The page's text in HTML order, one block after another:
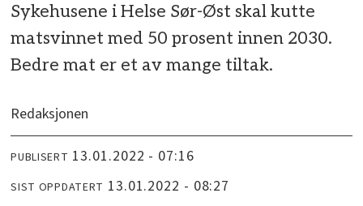
Sykehusene i Helse Sør-Øst skal kutte
matsvinnet med 50 prosent innen 2030.
Bedre mat er et av mange tiltak.
Redaksjonen
PUBLISERT 13.01.2022 - 07:16
SIST OPPDATERT 13.01.2022 - 08:27